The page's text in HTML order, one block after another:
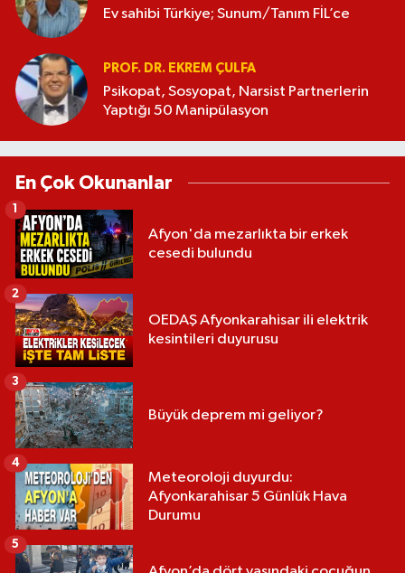
Ev sahibi Türkiye; Sunum/Tanım FİL’ce
PROF. DR. EKREM ÇULFA
Psikopat, Sosyopat, Narsist Partnerlerin
Yaptığı 50 Manipülasyon
En Çok Okunanlar
Afyon'da mezarlıkta bir erkek
cesedi bulundu
1
OEDAŞ Afyonkarahisar ili elektrik
kesintileri duyurusu
2
Büyük deprem mi geliyor?
3
Meteoroloji duyurdu:
Afyonkarahisar 5 Günlük Hava
Durumu
4
5